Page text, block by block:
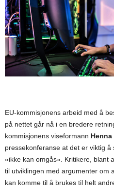
EU-kommisjonens arbeid med å
på nettet går nå i en bredere
kommisjonens viseformann
pressekonferanse at det er viktig
«ikke kan omgås». Kritikere, blant
til utviklingen med argumenter om
kan komme til å brukes til helt